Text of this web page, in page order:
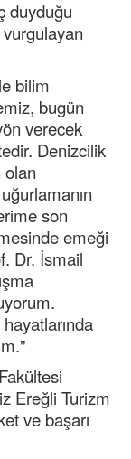
duyduğu
bilim
bugün
verecek
Denizcilik
olan
son
emeği
Dr. İsmail
Ereğli Turizm
ve başarı